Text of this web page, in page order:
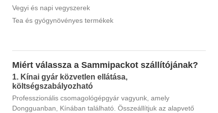
Vegyi és napi vegyszerek
Tea és gyógynövényes termékek
Miért válassza a Sammipackot szállítójának?
1. Kínai gyár közvetlen ellátása,
költségszabályozható
Professzionális csomagológépgyár vagyunk, amely
Dongguanban, Kínában található. Összeállítjuk az alapvető